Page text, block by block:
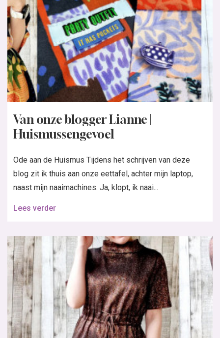
Van onze blogger Lianne |
Huismussengevoel
Ode aan de Huismus Tijdens het schrijven van deze
blog zit ik thuis aan onze eettafel, achter mijn laptop,
naast mijn naaimachines. Ja, klopt, ik naai...
Lees verder